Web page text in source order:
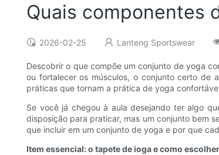
Quais componentes
2026-02-25 Lanteng Sportswear
Descobrir o que compõe um conjunto de yoga
ou fortalecer os músculos, o conjunto certo de
práticas que tornam a prática de yoga
Se você já chegou à aula desejando ter algo
disposição para praticar, mas um conjunto bem
que incluir em um conjunto de yoga e por que
Item essencial: o tapete de ioga e como